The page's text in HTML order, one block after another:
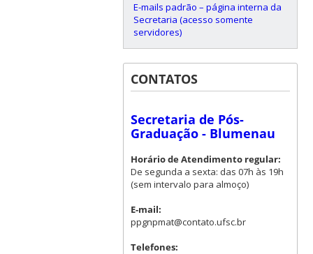
E-mails padrão – página interna da
Secretaria (acesso somente
servidores)
CONTATOS
Secretaria de Pós-
Graduação - Blumenau
Horário de Atendimento regular:
De segunda a sexta: das 07h às 19h
(sem intervalo para almoço)
E-mail:
ppgnpmat@contato.ufsc.br
Telefones: